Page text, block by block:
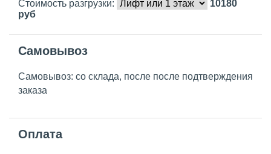
Стоимость разгрузки:
10180
руб
Самовывоз
Самовывоз: со склада, после после подтверждения
заказа
Оплата